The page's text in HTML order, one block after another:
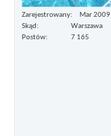
Zarejestrowany
Mar 2009
Skąd
Warszawa
Postów
7 165